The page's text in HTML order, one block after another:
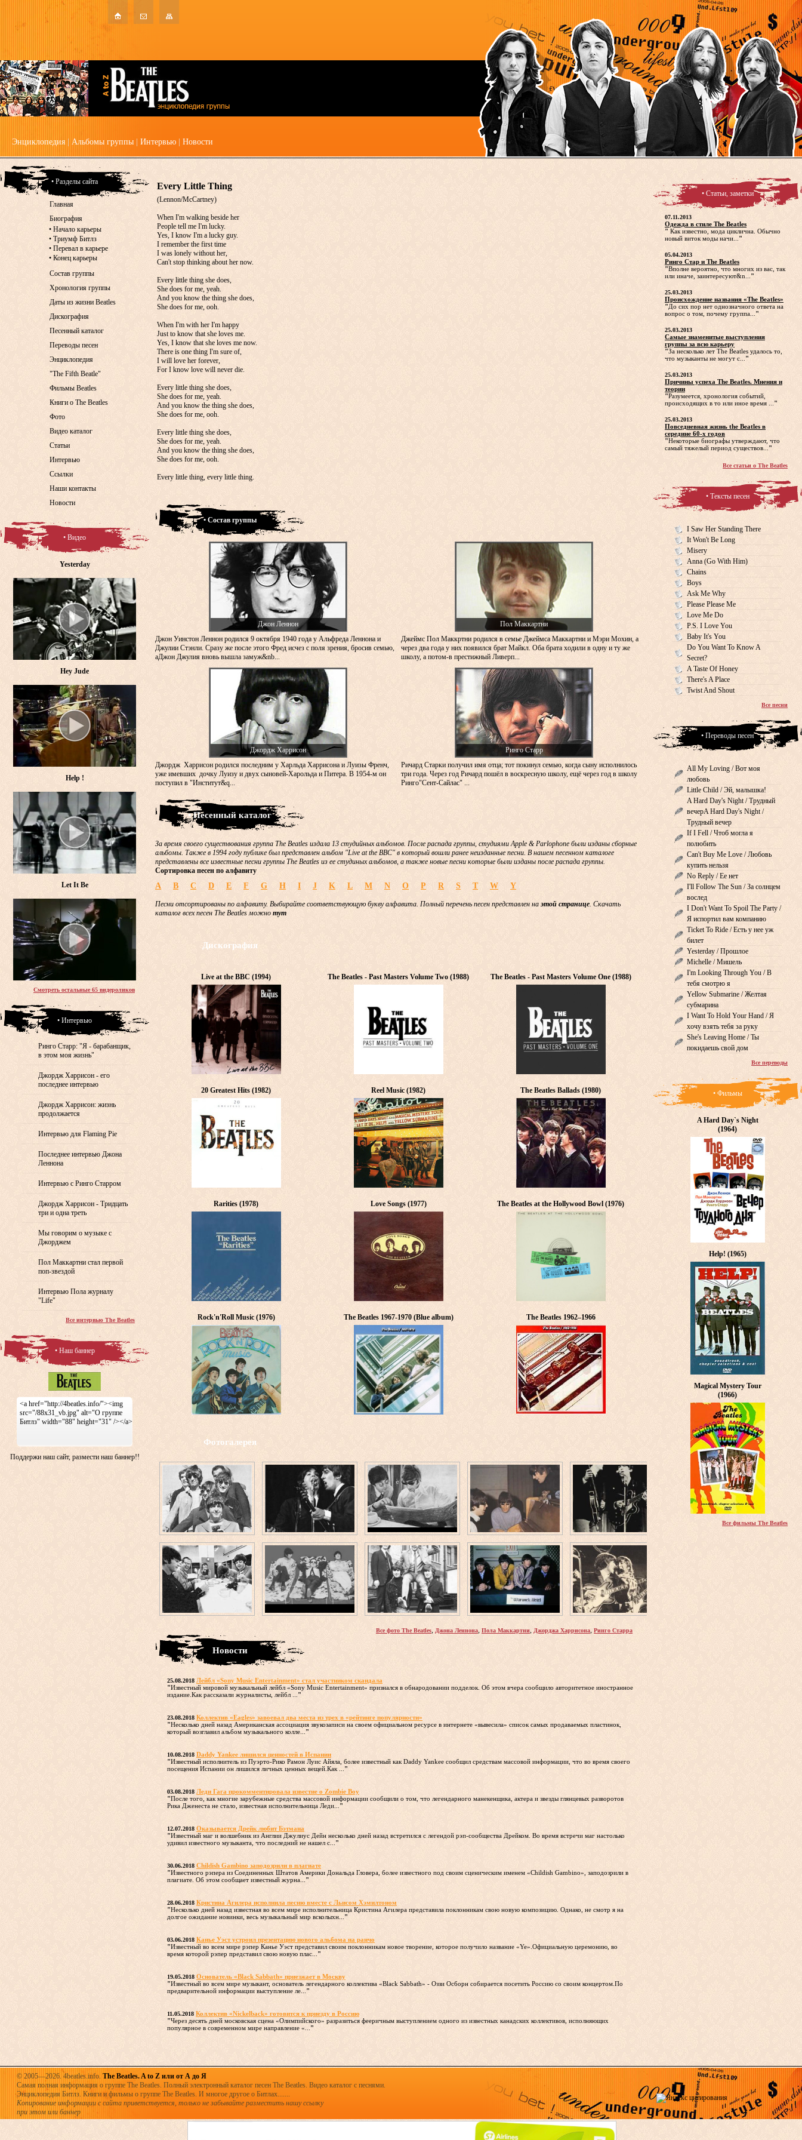
Энциклопедия Альбомы группы Интервью Новости
Every Little Thing
(Lennon/McCartney)
When I'm walking beside her
People tell me I'm lucky.
Yes, I know I'm a lucky guy.
I remember the first time
I was lonely without her,
Can't stop thinking about her now.
Every little thing she does,
She does for me, yeah.
And you know the thing she does,
She does for me, ooh.
When I'm with her I'm happy
Just to know that she loves me.
Yes, I know that she loves me now.
There is one thing I'm sure of,
I will love her forever,
For I know love will never die.
Every little thing she does,
She does for me, yeah.
And you know the thing she does,
She does for me, ooh.
Every little thing she does,
She does for me, yeah.
And you know the thing she does,
She does for me, ooh.
Every little thing, every little thing.
• Состав группы
Джон Леннон
Джон Уинстон Леннон родился 9 октября 1940 года у Альфреда Леннона и
Джулии Стэнли. Сразу же после этого Фред исчез с поля зрения, бросив семью,
аДжон Джулия вновь вышла замуж&nb...
Пол Маккартни
Джеймс Пол Маккртни родился в семье Джеймса Маккартни и Мэри Мохин, а
через два года у них появился брат Майкл. Оба брата ходили в одну и ту же
школу, а потом-в престижный Ливерп...
Джордж Харрисон
Джордж Харрисон родился последним у Харльда Харрисона и Луизы Френч,
уже имевших дочку Луизу и двух сыновей-Харольда и Питера. В 1954-м он
поступил в "Институт&q...
Ринго Старр
Ричард Старки получил имя отца; тот покинул семью, когда сыну исполнилось
три года. Через год Ричард пошёл в воскресную школу, ещё через год в школу
Ринго"Сент-Сайлас" ...
• Песенный каталог
За время своего существования группа The Beatles издала 13 студийных альбомов. После распада группы, студиями Apple & Parlophone были изданы сборные
альбомы. Также в 1994 году публике был представлен альбом "Live at the BBC" в который вошли ранее неизданные песни. В нашем песенном каталоге
представлены все известные песни группы The Beatles из ее студиных альбомов, а также новые песни которые были изданы после распада группы.
Сортировка песен по алфавиту
A B C D E F G H I J K L M N O P R S T W Y
Песни отсортированы по алфавиту. Выбирайте соответствующую букву алфавита. Полный перечень песен представлен наэтой странице. Скачать
каталог всех песен The Beatles можно тут
Дискография
Live at the BBC (1994) The Beatles - Past Masters Volume Two (1988) The Beatles - Past Masters Volume One (1988)
20 Greatest Hits (1982) Reel Music (1982) The Beatles Ballads (1980)
Rarities (1978) Love Songs (1977) The Beatles at the Hollywood Bowl (1976)
Rock'n'Roll Music (1976) The Beatles 1967-1970 (Blue album) The Beatles 1962–1966
Фотогалерея
Все фото The Beatles, Джона Леннона, Пола Маккартни, Джорджа Харрисона, Ринго Старра
Новости
25.08.2018 Лейбл «Sony Music Entertainment» стал участником скандала
"Известный мировой музыкальный лейбл «Sony Music Entertainment» признался в обнародовании подделок. Об этом вчера сообщило авторитетное иностранное
издание.Как рассказали журналисты, лейбл ... "
23.08.2018 Коллектив «Eagles» завоевал два места из трех в «рейтинге популярности»
"Несколько дней назад Американская ассоциация звукозаписи на своем официальном ресурсе в интернете «вывесила» список самых продаваемых пластинок,
который возглавил альбом музыкального колле... "
10.08.2018 Daddy Yankee лишился ценностей в Испании
"Известный исполнитель из Пуэрто-Рико Рамон Луис Айяла, более известный как Daddy Yankee сообщил средствам массовой информации, что во время своего
посещения Испании он лишился личных ценных вещей.Как ... "
03.08.2018 Леди Гага прокомментировала известие о Zombie Boy
"После того, как многие зарубежные средства массовой информации сообщили о том, что легендарного манекенщика, актера и звезды глянцевых разворотов
Рика Дженеста не стало, известная исполнительница Леди... "
12.07.2018 Оказывается Дрейк любит Бэтмана
"Известный маг и волшебник из Англии Джулиус Дейн несколько дней назад встретился с легендой рэп-сообщества Дрейком. Во время встречи маг настолько
удивил известного музыканта, что последний не нашел с... "
30.06.2018 Childish Gambino заподозрили в плагиате
"Известного рэпера из Соединенных Штатов Америки Дональда Гловера, более известного под своим сценическим именем «Childish Gambino», заподозрили в
плагиате. Об этом сообщает известный журна... "
28.06.2018 Кристина Агилера исполнила песню вместе с Льисом Хэмилтоном
"Несколько дней назад известная во всем мире исполнительница Кристина Агилера представила поклонникам свою новую композицию. Однако, не смотр я на
долгое ожидание новинки, весь музыкальный мир всколыхн... "
03.06.2018 Канье Уэст устроил презентацию нового альбома на ранчо
"Известный во всем мире рэпер Канье Уэст представил своим поклонникам новое творение, которое получило название «Ye».Официальную церемонию, во
время которой рэпер представил свою новую плас... "
19.05.2018 Основатель «Black Sabbath» приезжает в Москву
"Известный во всем мире музыкант, основатель легендарного коллектива «Black Sabbath» - Оззи Осборн собирается посетить Россию со своим концертом.По
предварительной информации выступление ле... "
11.05.2018 Коллектив «Nickelback» готовится к приезду в Россию
"Через десять дней московская сцена «Олимпийского» разразиться фееричным выступлением одного из известных канадских коллективов, исполняющих
популярное в современном мире направление «... "
• Разделы сайта
Главная
Биография
• Начало карьеры
• Триумф Битлз
• Перевал в карьере
• Конец карьеры
Состав группы
Хронология группы
Даты из жизни Beatles
Дискография
Песенный каталог
Переводы песен
Энциклопедия
"The Fifth Beatle"
Фильмы Beatles
Книги о The Beatles
Фото
Видео каталог
Статьи
Интервью
Ссылки
Наши контакты
Новости
• Видео
Yesterday
Hey Jude
Help !
Let It Be
Смотреть остальные 65 видероликов
• Интервью
Ринго Старр: "Я - барабанщик,
в этом моя жизнь"
Джордж Харрисон - его
последнее интервью
Джордж Харрисон: жизнь
продолжается
Интервью для Flaming Pie
Последнее интервью Джона
Леннона
Интервью с Ринго Старром
Джордж Харрисон - Тридцать
три и одна треть
Мы говорим о музыке с
Джорджем
Пол Маккартни стал первой
поп-звездой
Интервью Пола журналу
"Life"
Все интервью The Beatles
• Наш баннер
<a href="http://4beatles.info/"><img
src="/88x31_vb.jpg" alt="О группе
Битлз" width="88" height="31" /></a>
Поддержи наш сайт, размести наш баннер!!
• Статьи, заметки
07.11.2013
Одежда в стиле The Beatles
" Как известно, мода циклична. Обычно
новый виток моды начи... "
05.04.2013
Ринго Стар и The Beatles
"Вполне вероятно, что многих из вас, так
или иначе, заинтересуют&n... "
25.03.2013
Происхождение названия «The Beatles»
"До сих пор нет однозначного ответа на
вопрос о том, почему группа... "
25.03.2013
Самые знаменитые выступления
группы за всю карьеру
"За несколько лет The Beatles удалось то,
что музыканты не могут с... "
25.03.2013
Причины успеха The Beatles. Мнения и
теории
"Разумеется, хронология событий,
происходящих в то или иное время ... "
25.03.2013
Повседневная жизнь the Beatles в
середине 60-х годов
"Некоторые биографы утверждают, что
самый тяжелый период существов... "
Все статьи о The Beatles
• Тексты песен
I Saw Her Standing There
It Won't Be Long
Misery
Anna (Go With Him)
Chains
Boys
Ask Me Why
Please Please Me
Love Me Do
P.S. I Love You
Baby It's You
Do You Want To Know A
Secret?
A Taste Of Honey
There's A Place
Twist And Shout
Все песни
• Переводы песен
All My Loving / Вот моя
любовь
Little Child / Эй, малышка!
A Hard Day's Night / Трудный
вечерA Hard Day's Night /
Трудный вечер
If I Fell / Чтоб могла я
полюбить
Can't Buy Me Love / Любовь
купить нельзя
No Reply / Ее нет
I'll Follow The Sun / За солнцем
вослед
I Don't Want To Spoil The Party /
Я испортил вам компанию
Ticket To Ride / Есть у нее уж
билет
Yesterday / Прошлое
Michelle / Мишель
I'm Looking Through You / В
тебя смотрю я
Yellow Submarine / Желтая
субмарина
I Want To Hold Your Hand / Я
хочу взять тебя за руку
She's Leaving Home / Ты
покидаешь свой дом
Все переводы
• Фильмы
A Hard Day`s Night
(1964)
Help! (1965)
Magical Mystery Tour
(1966)
Все фильмы The Beatles
© 2005—2026. 4beatles.info. The Beatles. A to Z или от А до Я
Самая полная информация о группе The Beatles. Полный электронный каталог песен The Beatles. Видео каталог с песнями.
Энциклопедия Битлз. Книги и фильмы о группе The Beatles. И многое другое о Битлах.......
Копирование информации с сайта приветствуется, только не забывайте разместить нашу ссылку
при этом или баннер